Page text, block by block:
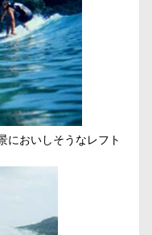
においしそうなレフト